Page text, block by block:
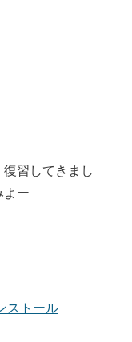
習してきまし
ー
ストール